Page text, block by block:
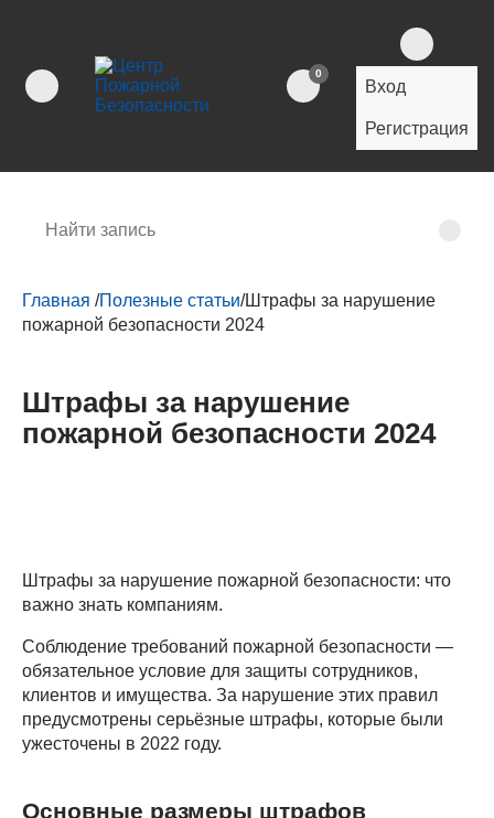
0
Вход
Регистрация
Главная /Полезные статьи/Штрафы за нарушение
пожарной безопасности 2024
Штрафы за нарушение
пожарной безопасности 2024
Штрафы за нарушение пожарной безопасности: что
важно знать компаниям.
Соблюдение требований пожарной безопасности —
обязательное условие для защиты сотрудников,
клиентов и имущества. За нарушение этих правил
предусмотрены серьёзные штрафы, которые были
ужесточены в 2022 году.
Основные размеры штрафов